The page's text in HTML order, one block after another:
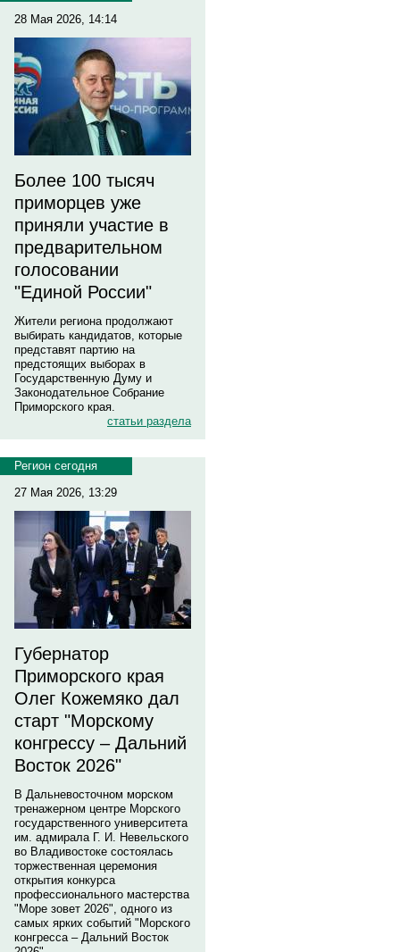
28 Мая 2026, 14:14
Более 100 тысяч
приморцев уже
приняли участие в
предварительном
голосовании
"Единой России"
Жители региона продолжают
выбирать кандидатов, которые
представят партию на
предстоящих выборах в
Государственную Думу и
Законодательное Собрание
Приморского края.
статьи раздела
Регион сегодня
27 Мая 2026, 13:29
Губернатор
Приморского края
Олег Кожемяко дал
старт "Морскому
конгрессу – Дальний
Восток 2026"
В Дальневосточном морском
тренажерном центре Морского
государственного университета
им. адмирала Г. И. Невельского
во Владивостоке состоялась
торжественная церемония
открытия конкурса
профессионального мастерства
"Море зовет 2026", одного из
самых ярких событий "Морского
конгресса – Дальний Восток